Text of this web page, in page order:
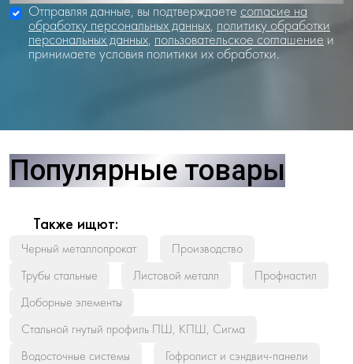
Отправляя данные, вы подтверждаете согласие на
обработку персональных данных, политику обработки
персональных данных, пользовательское соглашение и
принимаете условия политики их обработки.
Популярные товары
Также ищют:
Черный металлопрокат
Производство
Трубы стальные
Листовой металл
Профнастил
Доборные элементы
Стальной гнутый профиль ПШ, КПШ, Сигма
Водосточные системы
Гофролист и сэндвич-панели